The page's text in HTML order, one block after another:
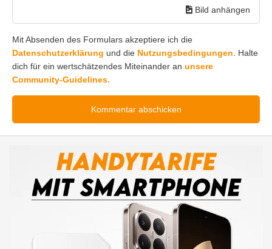
Bild anhängen
Mit Absenden des Formulars akzeptiere ich die
Datenschutzerklärung und die Nutzungsbedingungen . Halte
dich für ein wertschätzendes Miteinander an unsere
Community-Guidelines.